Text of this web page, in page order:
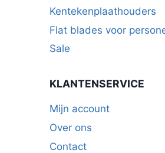
Kentekenplaathouders
Flat blades voor
Sale
KLANTENSERVICE
Mijn account
Over ons
Contact